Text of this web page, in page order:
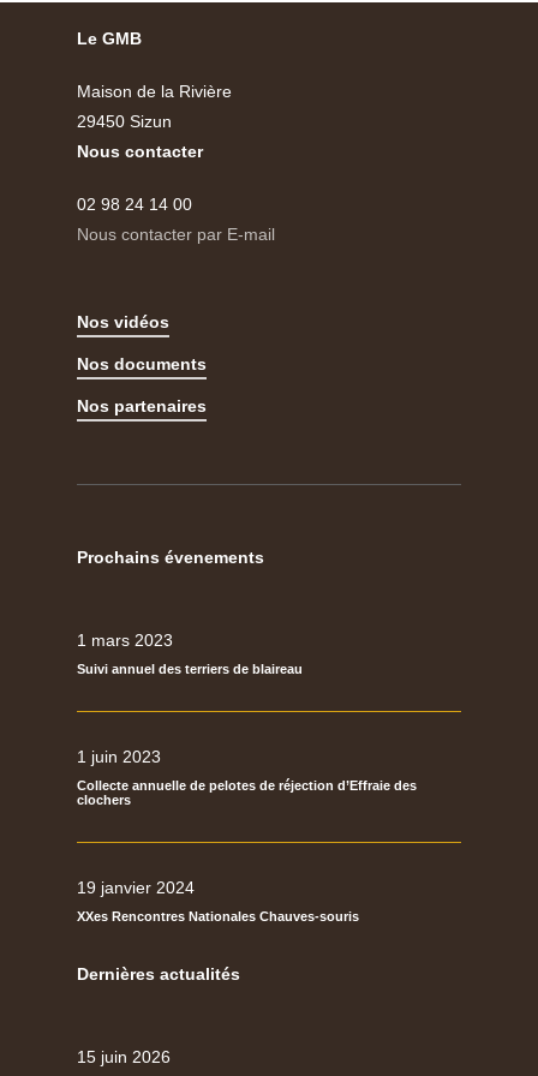
Le GMB
Maison de la Rivière
29450 Sizun
Nous contacter
02 98 24 14 00
Nous contacter par E-mail
Nos vidéos
Nos documents
Nos partenaires
Prochains évenements
1 mars 2023
Suivi annuel des terriers de blaireau
1 juin 2023
Collecte annuelle de pelotes de réjection d’Effraie des
clochers
19 janvier 2024
XXes Rencontres Nationales Chauves-souris
Dernières actualités
15 juin 2026